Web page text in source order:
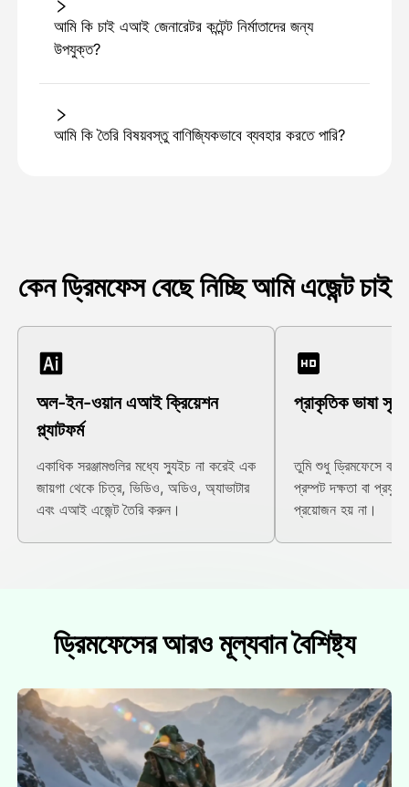
আমি কি চাই এআই জেনারেটর কন্টেন্ট নির্মাতাদের জন্য
উপযুক্ত?
আমি কি তৈরি বিষয়বস্তু বাণিজ্যিকভাবে ব্যবহার করতে পারি?
কেন ড্রিমফেস বেছে নিচ্ছি আমি এজেন্ট চাই
অল-ইন-ওয়ান এআই ক্রিয়েশন
প্ল্যাটফর্ম
একাধিক সরঞ্জামগুলির মধ্যে স্যুইচ না করেই এক
জায়গা থেকে চিত্র, ভিডিও, অডিও, অ্যাভাটার
এবং এআই এজেন্ট তৈরি করুন।
প্রাকৃতিক ভাষা সৃষ্টি
তুমি শুধু ড্রিমফেসে
প্রম্পট দক্ষতা বা
প্রয়োজন হয় না।
ড্রিমফেসের আরও মূল্যবান বৈশিষ্ট্য